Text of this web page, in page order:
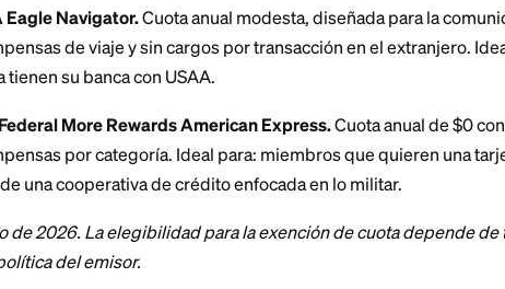
Chase Sapphire Reserve. Cuota anual de $795, exenta
MLA. Ideal para: miembros que valoran los créditos de
de viaje sólido.
American Express Gold Card.Cuota anual de $325,
elegibles. Ideal para: quienes gastan mucho en
USAA Eagle Navigator.